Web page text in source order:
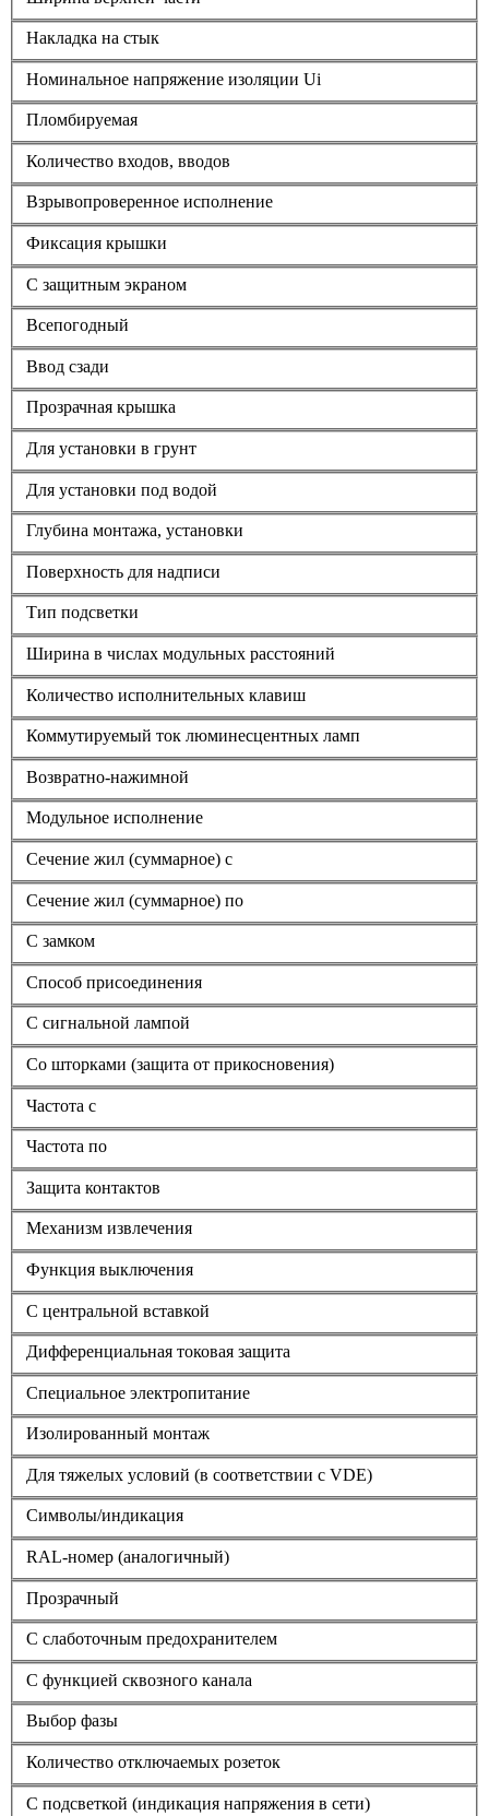
Накладка на стык
Номинальное напряжение изоляции Ui
Пломбируемая
Количество входов, вводов
Взрывопроверенное исполнение
Фиксация крышки
С защитным экраном
Всепогодный
Ввод сзади
Прозрачная крышка
Для установки в грунт
Для установки под водой
Глубина монтажа, установки
Поверхность для надписи
Тип подсветки
Ширина в числах модульных расстояний
Количество исполнительных клавиш
Коммутируемый ток люминесцентных ламп
Возвратно-нажимной
Модульное исполнение
Сечение жил (суммарное) с
Сечение жил (суммарное) по
С замком
Способ присоединения
С сигнальной лампой
Со шторками (защита от прикосновения)
Частота с
Частота по
Защита контактов
Механизм извлечения
Функция выключения
С центральной вставкой
Дифференциальная токовая защита
Cпециальное электропитание
Изолированный монтаж
Для тяжелых условий (в соответствии с VDE)
Символы/индикация
RAL-номер (аналогичный)
Прозрачный
С слаботочным предохранителем
С функцией сквозного канала
Выбор фазы
Количество отключаемых розеток
С подсветкой (индикация напряжения в сети)